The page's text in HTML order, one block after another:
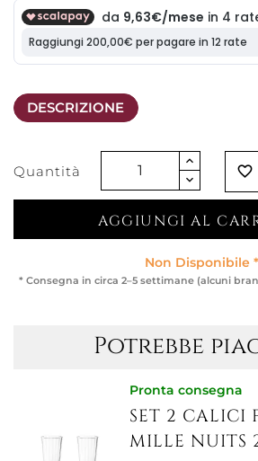
DESCRIZIONE
Quantità favorite_border
AGGIUNGI AL
Non Disponibile *
* Consegna in circa 2–5 settimane (alcuni
Potrebbe
Pronta consegna
SET 2 CALICI
MILLE NUITS